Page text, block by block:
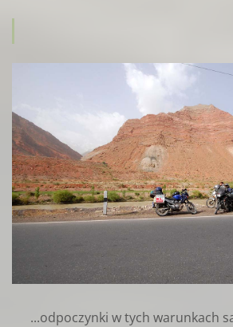
...odpoczynki w tych warunkach